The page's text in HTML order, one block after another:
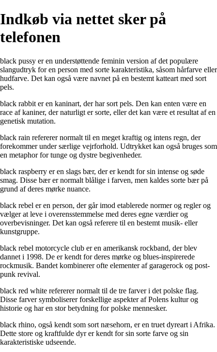
Indkøb via nettet sker på
telefonen
black pussy er en understøttende feminin version af det populære
slangudtryk for en person med sorte karakteristika, såsom hårfarve eller
hudfarve. Det kan også være navnet på en bestemt katteart med sort
pels.
black rabbit er en kaninart, der har sort pels. Den kan enten være en
race af kaniner, der naturligt er sorte, eller det kan være et resultat af en
genetisk mutation.
black rain refererer normalt til en meget kraftig og intens regn, der
forekommer under særlige vejrforhold. Udtrykket kan også bruges som
en metaphor for tunge og dystre begivenheder.
black raspberry er en slags bær, der er kendt for sin intense og søde
smag. Disse bær er normalt blålige i farven, men kaldes sorte bær på
grund af deres mørke nuance.
black rebel er en person, der går imod etablerede normer og regler og
vælger at leve i overensstemmelse med deres egne værdier og
overbevisninger. Det kan også referere til en bestemt musik- eller
kunstgruppe.
black rebel motorcycle club er en amerikansk rockband, der blev
dannet i 1998. De er kendt for deres mørke og blues-inspirerede
rockmusik. Bandet kombinerer ofte elementer af garagerock og post-
punk revival.
black red white refererer normalt til de tre farver i det polske flag.
Disse farver symboliserer forskellige aspekter af Polens kultur og
historie og har en stor betydning for polske mennesker.
black rhino, også kendt som sort næsehorn, er en truet dyreart i Afrika.
Dette store og kraftfulde dyr er kendt for sin sorte farve og sin
karakteristiske udseende.